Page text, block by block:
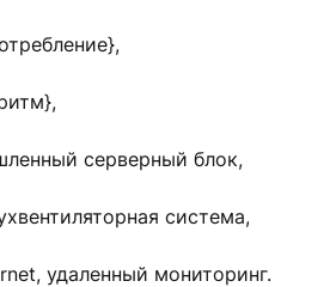
серверный блок,
система,
удаленный мониторинг.